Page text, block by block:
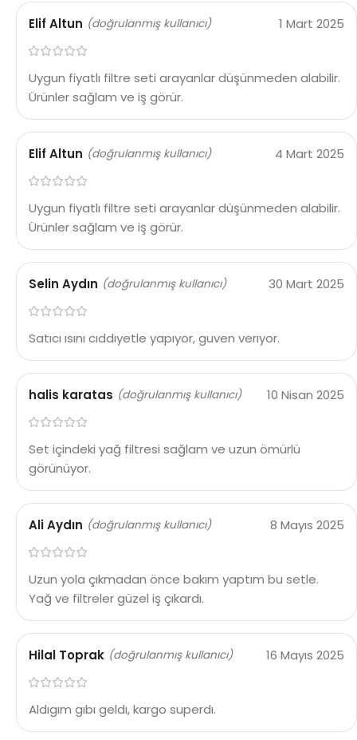
Elif Altun (doğrulanmış kullanıcı) 1 Mart 2025
Uygun fiyatlı filtre seti arayanlar düşünmeden alabilir.
Ürünler sağlam ve iş görür.
Elif Altun (doğrulanmış kullanıcı) 4 Mart 2025
Uygun fiyatlı filtre seti arayanlar düşünmeden alabilir.
Ürünler sağlam ve iş görür.
Selin Aydın (doğrulanmış kullanıcı) 30 Mart 2025
Satıcı ısını cıddıyetle yapıyor, guven verıyor.
halis karatas (doğrulanmış kullanıcı) 10 Nisan 2025
Set içindeki yağ filtresi sağlam ve uzun ömürlü
görünüyor.
Ali Aydın (doğrulanmış kullanıcı) 8 Mayıs 2025
Uzun yola çıkmadan önce bakım yaptım bu setle.
Yağ ve filtreler güzel iş çıkardı.
Hilal Toprak (doğrulanmış kullanıcı) 16 Mayıs 2025
Aldıgım gıbı geldı, kargo superdı.